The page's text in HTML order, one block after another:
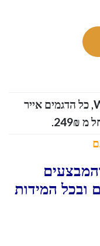
,כל הדגמים אייר
.
ובכל המידות